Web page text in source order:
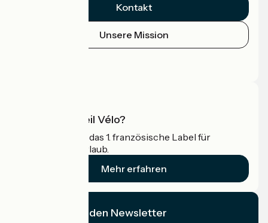
Kontakt
Unsere Mission
Was ist Accueil Vélo?
Accueil Vélo ist das 1. französische Label für
Radfahrer im Urlaub.
Mehr erfahren
Ich abonniere den Newsletter